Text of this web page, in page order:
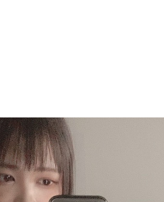
EVENT
2026.03.10
圧ねぇがBS10×17LIVE
グ全力応援！バスケ魂
定！